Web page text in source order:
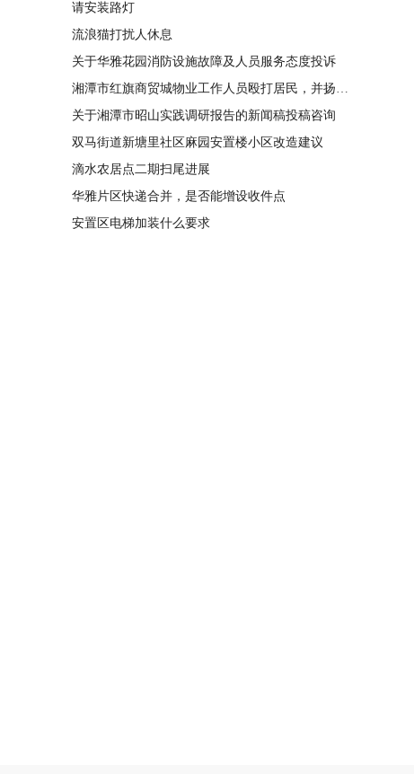
请安装路灯
流浪猫打扰人休息
关于华雅花园消防设施故障及人员服务态度投诉
湘潭市红旗商贸城物业工作人员殴打居民，并扬言恐吓“我打死你有冯友根负责”
关于湘潭市昭山实践调研报告的新闻稿投稿咨询
双马街道新塘里社区麻园安置楼小区改造建议
滴水农居点二期扫尾进展
华雅片区快递合并，是否能增设收件点
安置区电梯加装什么要求